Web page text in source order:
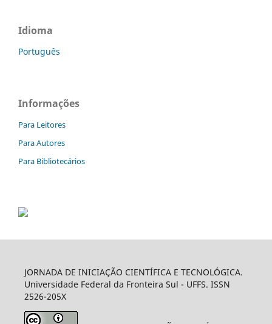
Idioma
Português
Informações
Para Leitores
Para Autores
Para Bibliotecários
JORNADA DE INICIAÇÃO CIENTÍFICA E TECNOLÓGICA.
Universidade Federal da Fronteira Sul - UFFS. ISSN
2526-205X